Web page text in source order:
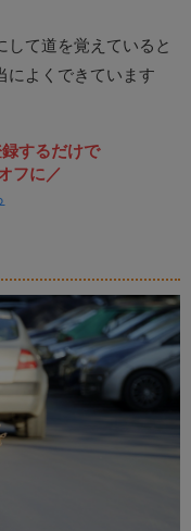
て道を覚えていると
によくできています
するだけで
フに／